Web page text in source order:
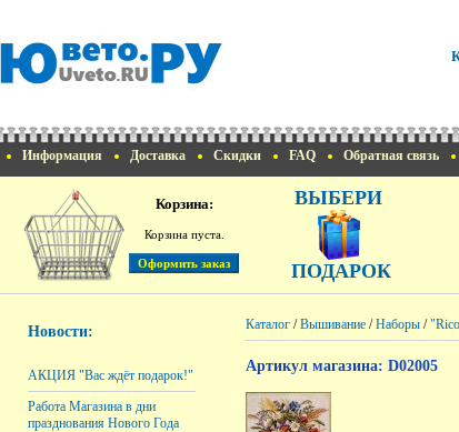
Информация Доставка Скидки FAQ Обратная связь
Корзина:
Корзина пуста.
ВЫБЕРИ
ПОДАРОК
Новости:
АКЦИЯ "Вас ждёт подарок!"
Работа Магазина в дни
празднования Нового Года
Каталог /Вышивание /Наборы /
Артикул магазина: D02005